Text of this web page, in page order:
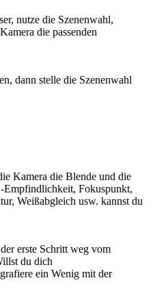
nutze die Szenenwahl,
die passenden
dann stelle die Szenenwahl
Kamera die Blende und die
Empfindlichkeit, Fokuspunkt,
Weißabgleich usw. kannst du
erste Schritt weg vom
du dich
ein Wenig mit der